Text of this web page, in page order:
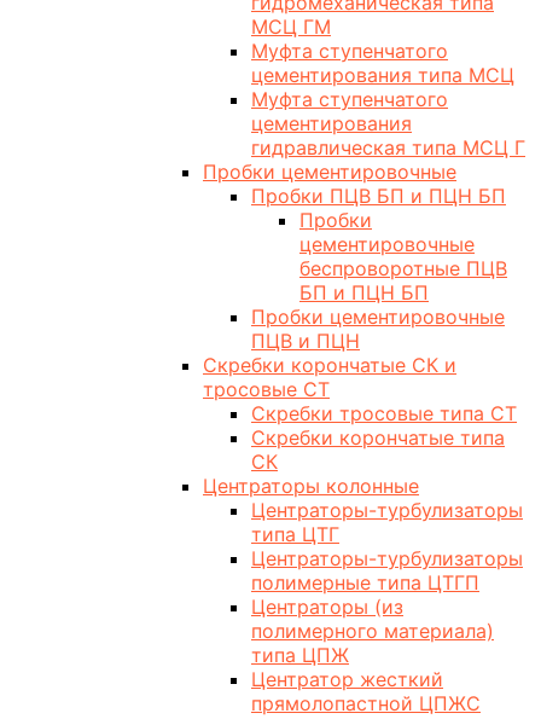
МСЦ ГМ
Муфта ступенчатого
цементирования типа МСЦ
Муфта ступенчатого
цементирования
гидравлическая типа МСЦ Г
Пробки цементировочные
Пробки ПЦВ БП и ПЦН БП
Пробки
цементировочные
беспроворотные ПЦВ
БП и ПЦН БП
Пробки цементировочные
ПЦВ и ПЦН
Скребки корончатые СК и
тросовые СТ
Скребки тросовые типа СТ
Скребки корончатые типа
СК
Центраторы колонные
Центраторы-турбулизаторы
типа ЦТГ
Центраторы-турбулизаторы
полимерные типа ЦТГП
Центраторы (из
полимерного материала)
типа ЦПЖ
Центратор жесткий
прямолопастной ЦПЖС